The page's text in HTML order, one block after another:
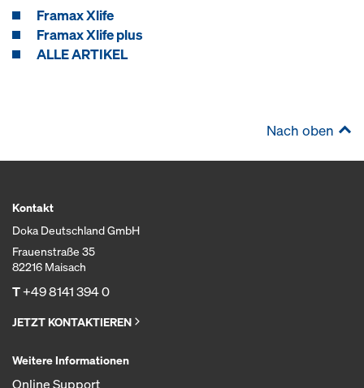
Framax Xlife
Framax Xlife plus
ALLE ARTIKEL
Nach oben
Kontakt
Doka Deutschland GmbH
Frauenstraße 35
82216 Maisach
T+49 8141 394 0
JETZT KONTAKTIEREN
Weitere Informationen
Online Support